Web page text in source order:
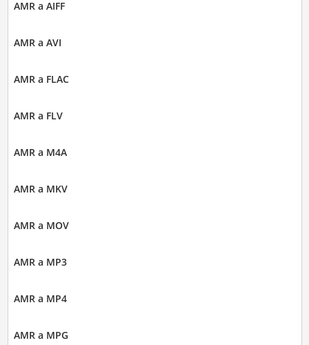
AMR a AIFF
AMR a AVI
AMR a FLAC
AMR a FLV
AMR a M4A
AMR a MKV
AMR a MOV
AMR a MP3
AMR a MP4
AMR a MPG